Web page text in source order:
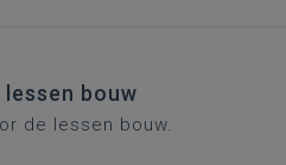
bouw
de lessen bouw.